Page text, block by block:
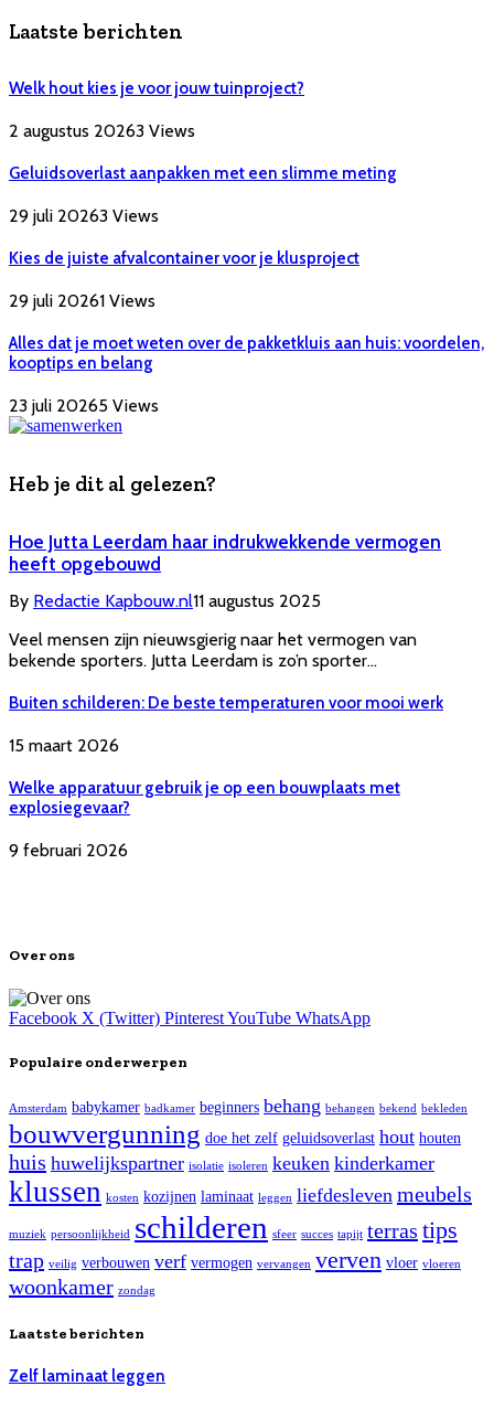
Laatste berichten
Welk hout kies je voor jouw tuinproject?
2 augustus 20263 Views
Geluidsoverlast aanpakken met een slimme meting
29 juli 20263 Views
Kies de juiste afvalcontainer voor je klusproject
29 juli 20261 Views
Alles dat je moet weten over de pakketkluis aan huis: voordelen,
kooptips en belang
23 juli 20265 Views
Heb je dit al gelezen?
Hoe Jutta Leerdam haar indrukwekkende vermogen
heeft opgebouwd
By Redactie Kapbouw.nl11 augustus 2025
Veel mensen zijn nieuwsgierig naar het vermogen van
bekende sporters. Jutta Leerdam is zo’n sporter…
Buiten schilderen: De beste temperaturen voor mooi werk
15 maart 2026
Welke apparatuur gebruik je op een bouwplaats met
explosiegevaar?
9 februari 2026
Over ons
Facebook X (Twitter) PinterestYouTube WhatsApp
Populaire onderwerpen
Amsterdam babykamer badkamer beginners behang behangen bekend bekleden
bouwvergunning doe het zelf geluidsoverlast hout houten
huis huwelijkspartner isolatie isoleren keuken kinderkamer
klussen kosten kozijnen laminaat leggen liefdesleven meubels
muziek persoonlijkheid schilderen sfeer succes tapijt terras tips
trap veilig verbouwen verf vermogen vervangen verven vloer vloeren
woonkamer zondag
Laatste berichten
Zelf laminaat leggen